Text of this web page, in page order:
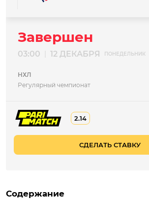
Завершен
03:00 12 ДЕКАБРЯ ПОНЕДЕЛЬНИК
НХЛ
Регулярный чемпионат
2.14
СДЕЛАТЬ СТАВКУ
Содержание